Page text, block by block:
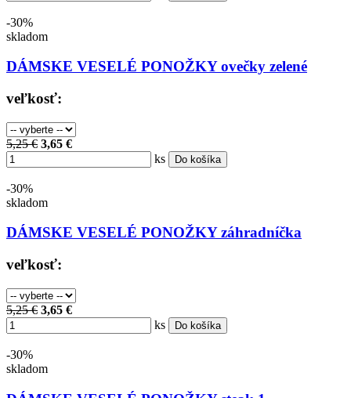
-30%
skladom
DÁMSKE VESELÉ PONOŽKY ovečky zelené
veľkosť:
5,25 € 3,65 €
ks
Do košíka
-30%
skladom
DÁMSKE VESELÉ PONOŽKY záhradníčka
veľkosť:
5,25 € 3,65 €
ks
Do košíka
-30%
skladom